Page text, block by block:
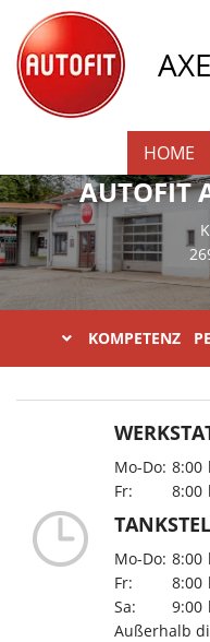
HOME
AUTOFIT
KOMPETENZ
Mo-Do: 8:00
Fr:
8:00
Mo-Do: 8:00
Fr:
8:00
Sa:
9:00
Außerhalb